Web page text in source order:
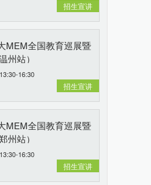
招生宣讲
MEM全国教育巡展暨
州站）
16:30
招生宣讲
MEM全国教育巡展暨
州站）
16:30
招生宣讲